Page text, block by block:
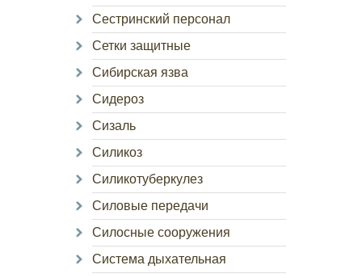
Сестринский персонал
Сетки защитные
Сибирская язва
Сидероз
Сизаль
Силикоз
Силикотуберкулез
Силовые передачи
Силосные сооружения
Система дыхательная